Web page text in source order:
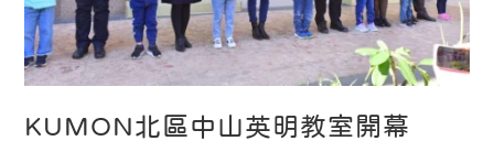
KUMON北區中山英明教室開幕